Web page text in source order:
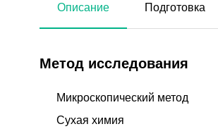
Описание Подготовка
Метод исследования
Микроскопический метод
Сухая химия